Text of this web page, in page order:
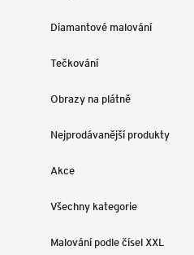
Diamantové malování
Tečkování
Obrazy na plátně
Nejprodávanější produkty
Akce
Všechny kategorie
Malování podle čísel XXL